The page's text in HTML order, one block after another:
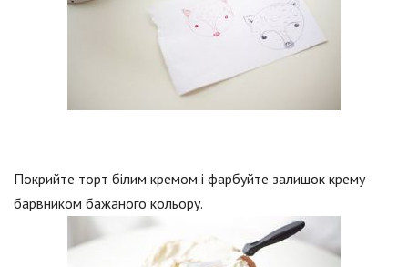
Покрийте торт білим кремом і фарбуйте залишок крему
барвником бажаного кольору.